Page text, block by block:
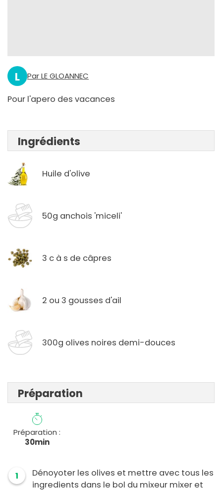
L Par LE GLOANNEC
Pour l'apero des vacances
Ingrédients
Huile d'olive
50g anchois 'miceli'
3 c à s de câpres
2 ou 3 gousses d'ail
300g olives noires demi-douces
Préparation
Préparation :
30min
1
Dénoyoter les olives et mettre avec tous les
ingredients dans le bol du mixeur mixer et